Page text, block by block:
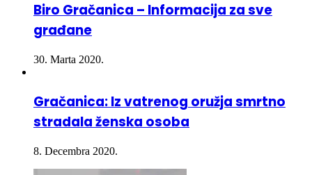
Biro Gračanica – Informacija za sve
građane
30. Marta 2020.
Gračanica: Iz vatrenog oružja smrtno
stradala ženska osoba
8. Decembra 2020.